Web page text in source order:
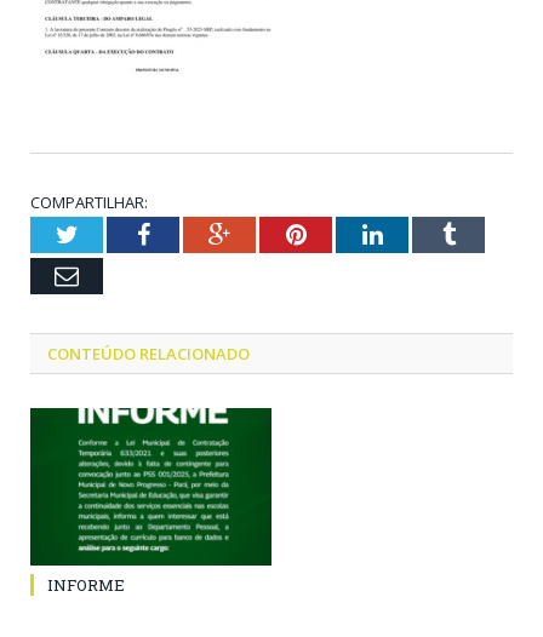
COMPARTILHAR:
TwitterFacebookGoogle+PinterestLinkedInTumblr
Email
CONTEÚDO RELACIONADO
INFORME